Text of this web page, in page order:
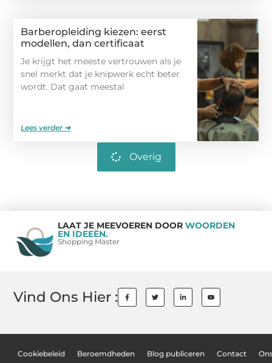
Barberopleiding kiezen: eerst
modellen, dan certificaat
Je krijgt het meeste vertrouwen als je
snel merkt dat je knipwerk echt beter
wordt. Dat gaat meestal
Lees verder ➜
Overig
LAAT JE MEEVOEREN DOOR WOORDEN
EN IDEEËN.
Shopping Master
Vind Ons Hier :
Cookiebeleid Beroemdheden Blog publiceren Contact